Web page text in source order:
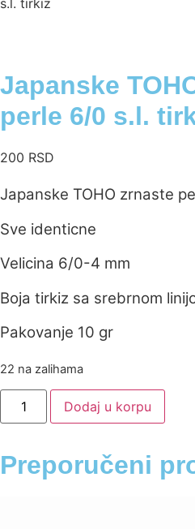
s.l. tirkiz
Japanske
perle 6/0 s.l.
200 RSD
Japanske TOHO zrnaste
Sve identicne
Velicina 6/0-4 mm
Boja tirkiz sa srebrnom
Pakovanje 10 gr
22 na zalihama
Japanske
TOHO
zrnaste
s.l.
tirkiz
Dodaj u korpu
Preporučeni